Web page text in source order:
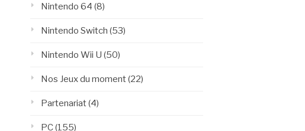
Nintendo 64 (8)
Nintendo Switch (53)
Nintendo Wii U (50)
Nos Jeux du moment(22)
Partenariat(4)
PC(155)